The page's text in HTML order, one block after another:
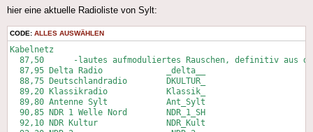
hier eine aktuelle Radioliste von Sylt:
CODE: ALLES AUSWÄHLEN
Kabelnetz
87,50      -lautes aufmoduliertes Rauschen, definitiv aus
  87,95	Delta Radio		_delta__
  88,75	Deutschlandradio	DKULTUR_
  89,20	Klassikradio		Klassik_
  89,80	Antenne Sylt		Ant_Sylt
  90,85	NDR 1 Welle Nord	NDR_1_SH
  92,10	NDR Kultur		NDR_Kult